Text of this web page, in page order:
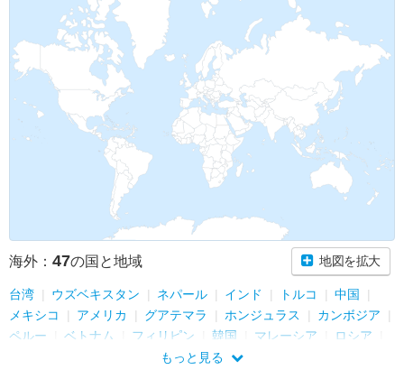
海外： 47の国と地域 地図を拡大
台湾 ウズベキスタン ネパール インド トルコ
中国
メキシコ
アメリカ グアテマラ ホンジュラス
カンボジア
ペルー
ベトナム フィリピン 韓国 マレーシア
ロシア
バングラデシュ キューバ
もっと見る